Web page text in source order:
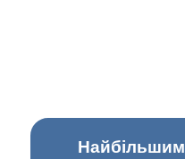
Найбільшим